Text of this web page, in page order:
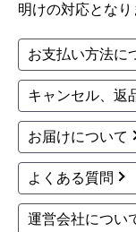
明けの対応となり
お支払い方法に
キャンセル、返
お届けについて
よくある質問
運営会社につい